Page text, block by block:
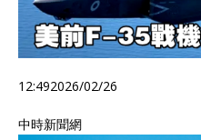
12:492026/02/26
中時新聞網